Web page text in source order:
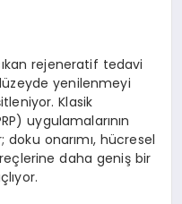
rejeneratif tedavi
yenilenmeyi
Klasik
uygulamalarının
onarımı, hücresel
daha geniş bir